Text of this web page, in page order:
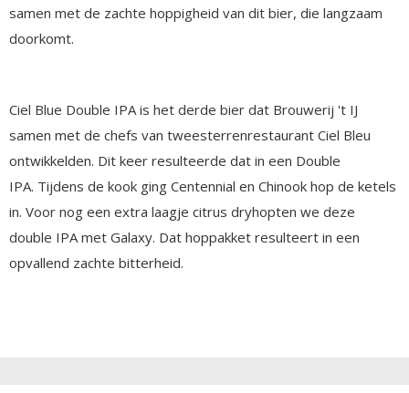
samen met de zachte hoppigheid van dit bier, die langzaam
doorkomt.
Ciel Blue Double IPA is het derde bier dat Brouwerij 't IJ
samen met de chefs van tweesterrenrestaurant Ciel Bleu
ontwikkelden. Dit keer resulteerde dat in een Double
IPA. Tijdens de kook ging Centennial en Chinook hop de ketels
in. Voor nog een extra laagje citrus dryhopten we deze
double IPA met Galaxy. Dat hoppakket resulteert in een
opvallend zachte bitterheid.